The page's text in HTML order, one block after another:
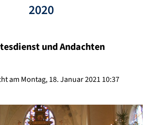
2020
und Andachten
am Montag, 18. Januar 2021 10:37